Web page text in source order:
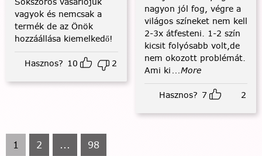
vagyok és nemcsak a
termék de az Önök
hozzáállása kiemelkedő!
Hasznos? 10 2
nagyon jól fog, végre a
világos színeket nem kell
2-3x átfesteni. 1-2 szín
kicsit folyósabb volt,de
nem okozott problémát.
Ami ki ...More
Hasznos? 7 2
1 2 ... 98